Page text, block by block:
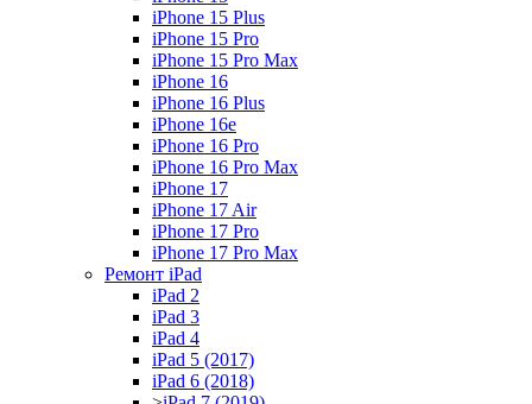
iPhone 15 Plus
iPhone 15 Pro
iPhone 15 Pro Max
iPhone 16
iPhone 16 Plus
iPhone 16e
iPhone 16 Pro
iPhone 16 Pro Max
iPhone 17
iPhone 17 Air
iPhone 17 Pro
iPhone 17 Pro Max
Ремонт iPad
iPad 2
iPad 3
iPad 4
iPad 5 (2017)
iPad 6 (2018)